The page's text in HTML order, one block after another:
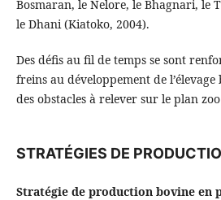
Bosmaran, le Nelore, le Bhagnari, le
le Dhani (Kiatoko, 2004).
Des défis au fil de temps se sont
freins au développement de
des obstacles à relever sur le plan
STRATÉGIES DE
Stratégie de production bovine en